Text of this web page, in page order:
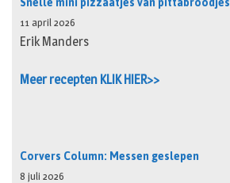
11 april 2026
Erik Manders
Meer recepten KLIK HIER>>
Corvers Column: Messen geslepen
8 juli 2026